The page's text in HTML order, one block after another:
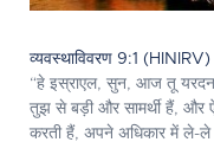
व्यवस्थाविवरण 9:1 (HINIRV)
“हे इस्राएल, सुन, आज तू यरदन
तुझ से बड़ी और सामर्थी हैं, और
करती हैं, अपने अधिकार में ले-